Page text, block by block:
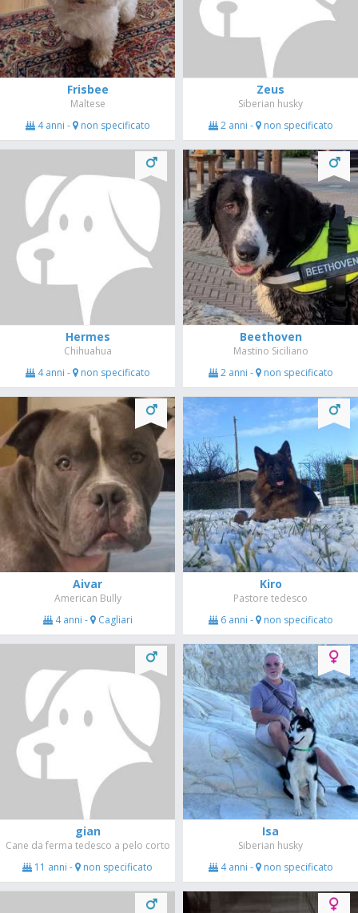
Frisbee
Maltese
4 anni - non specificato
Zeus
Siberian husky
2 anni - non specificato
Hermes
Chihuahua
4 anni - non specificato
Beethoven
Mastino Siciliano
2 anni - non specificato
Aivar
American Bully
4 anni - Cagliari
Kiro
Pastore tedesco
6 anni - non specificato
gian
Cane da ferma tedesco a pelo corto
11 anni -
non specificato
Isa
Siberian husky
4 anni - non specificato